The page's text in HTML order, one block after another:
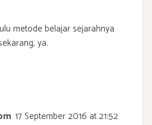
metode belajar sejarahnya
ya.
17 September 2016 at 21:52